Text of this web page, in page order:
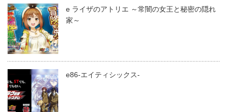
e ライザのアトリエ ～常闇の女王と秘密の隠れ
家～
e86-エイティシックス-